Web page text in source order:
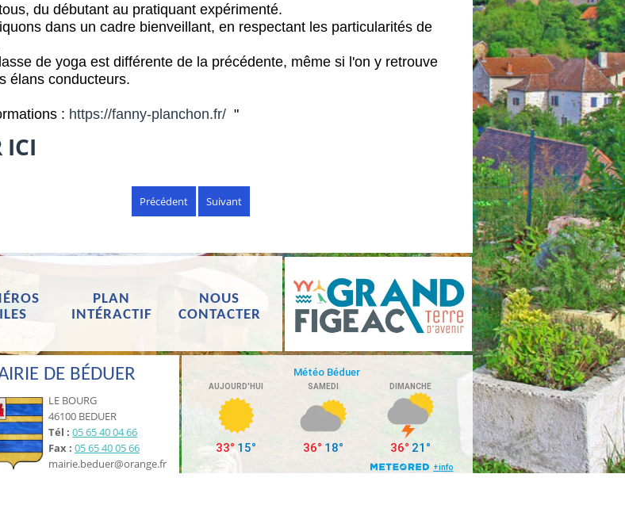
, du débutant au pratiquant expérimenté.
dans un cadre bienveillant, en respectant les particularités de
de yoga est différente de la précédente, même si l'on y retrouve
élans conducteurs.
: https://fanny-planchon.fr/"
ICI
Précédent Suivant
PLAN
INTÉRACTIF
NOUS
CONTACTER
DE BÉDUER
LE BOURG
46100 BEDUER
Tél : 05 65 40 04 66
Fax : 05 65 40 05 66
mairie.beduer@orange.fr